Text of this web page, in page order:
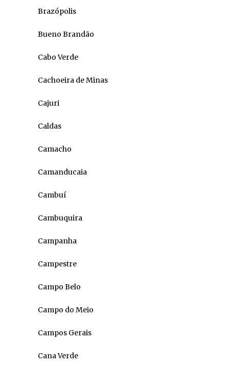
Brazópolis
Bueno Brandão
Cabo Verde
Cachoeira de Minas
Cajuri
Caldas
Camacho
Camanducaia
Cambuí
Cambuquira
Campanha
Campestre
Campo Belo
Campo do Meio
Campos Gerais
Cana Verde